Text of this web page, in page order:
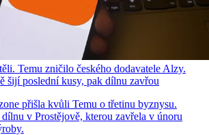
Temu zničilo českého dodavatele Alzy.
šijí poslední kusy, pak dílnu zavřou
přišla kvůli Temu o třetinu byznysu.
v Prostějově, kterou zavřela v únoru